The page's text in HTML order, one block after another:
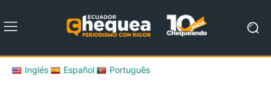
Inglés Español Português